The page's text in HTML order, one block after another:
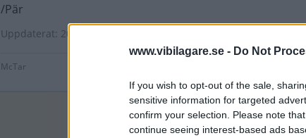
www.vibilagare.se - Do Not
If you wish to opt-out of the sale,
sensitive information for targeted
confirm your selection. Please note
continue seeing interest-based ads
/Pär
Uppdaterat: 2010-09-24 01:45
McTar
Denna tråd är stängd.